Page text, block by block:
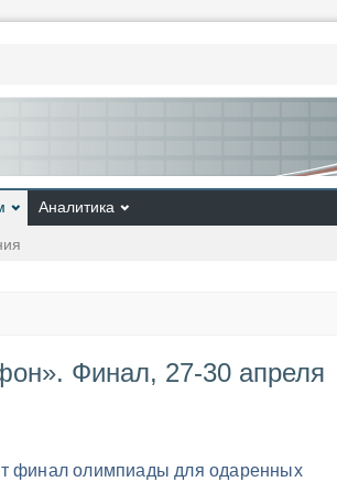
Аналитика
Финал, 27-30 апреля
финал олимпиады для одаренных